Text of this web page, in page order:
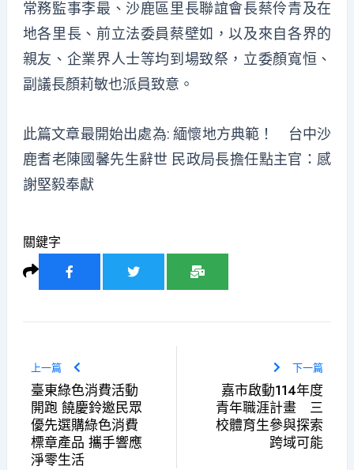
常務監事李最、沙鹿區里長聯誼會長蔡伶青及在
地各里長、前立法委員蔡壁如，以及來自各界的
親友、企業界人士等均到場致祭，立委顏寬恒、
副議長顏莉敏也派員致意。
此篇文章最開始出處為:緬懷地方典範！ 台中沙
鹿耆老陳國馨先生辭世 民政局長擔任點主官：感
謝堅毅奉獻
關鍵字
上一篇
臺東綠色消費活動
開跑 饒慶鈴邀民眾
優先選購綠色消費
標章產品 攜手響應
淨零生活
下一篇
嘉市啟動114年度
青年職涯計畫 三
校體育生參與探索
跨域可能